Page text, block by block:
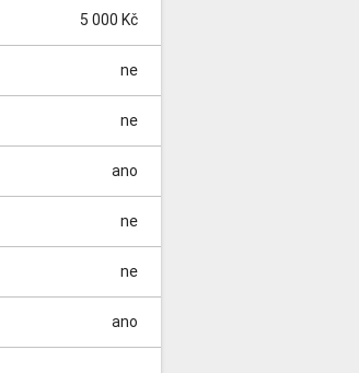
5 000 Kč
ne
ne
ano
ne
ne
ano